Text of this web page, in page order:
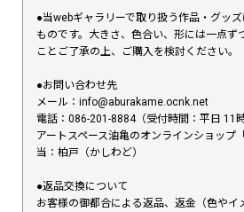
●当webギャラリーで取り扱う作品・グッ
ものです。大きさ、色合い、形には一点ず
ことご了承の上、ご購入を検討ください。
●お問い合わせ先
メール：info@aburakame.ocnk.net
電話：086-201-8884（受付時間：平日 11
アートスペース油亀のオンラインショッ
当：柏戸（かしわど）
●返品交換について
お客様の御都合による返品、返金（色やイ